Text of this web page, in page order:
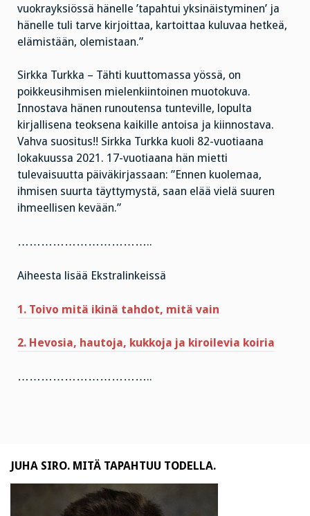
vuokrayksiössä hänelle ’tapahtui yksinäistyminen’ ja
hänelle tuli tarve kirjoittaa, kartoittaa kuluvaa hetkeä,
elämistään, olemistaan.”
Sirkka Turkka – Tähti kuuttomassa yössä, on
poikkeusihmisen mielenkiintoinen muotokuva.
Innostava hänen runoutensa tunteville, lopulta
kirjallisena teoksena kaikille antoisa ja kiinnostava.
Vahva suositus!! Sirkka Turkka kuoli 82-vuotiaana
lokakuussa 2021. 17-vuotiaana hän mietti
tulevaisuutta päiväkirjassaan: ”Ennen kuolemaa,
ihmisen suurta täyttymystä, saan elää vielä suuren
ihmeellisen kevään.”
……………………………..
Aiheesta lisää Ekstralinkeissä
1. Toivo mitä ikinä tahdot, mitä vain
2. Hevosia, hautoja, kukkoja ja kiroilevia koiria
……………………………..
JUHA SIRO. MITÄ TAPAHTUU TODELLA.